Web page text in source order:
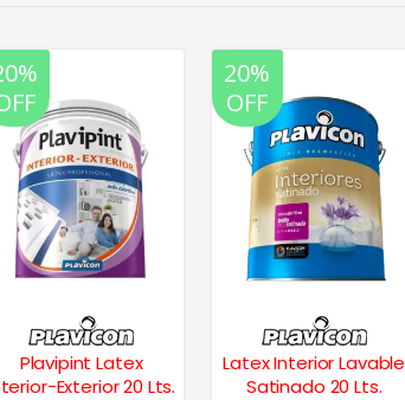
Plavipint Latex
Exterior 20 Lts.
20%
OFF
Latex Interior Lavable
Satinado 20 Lts.